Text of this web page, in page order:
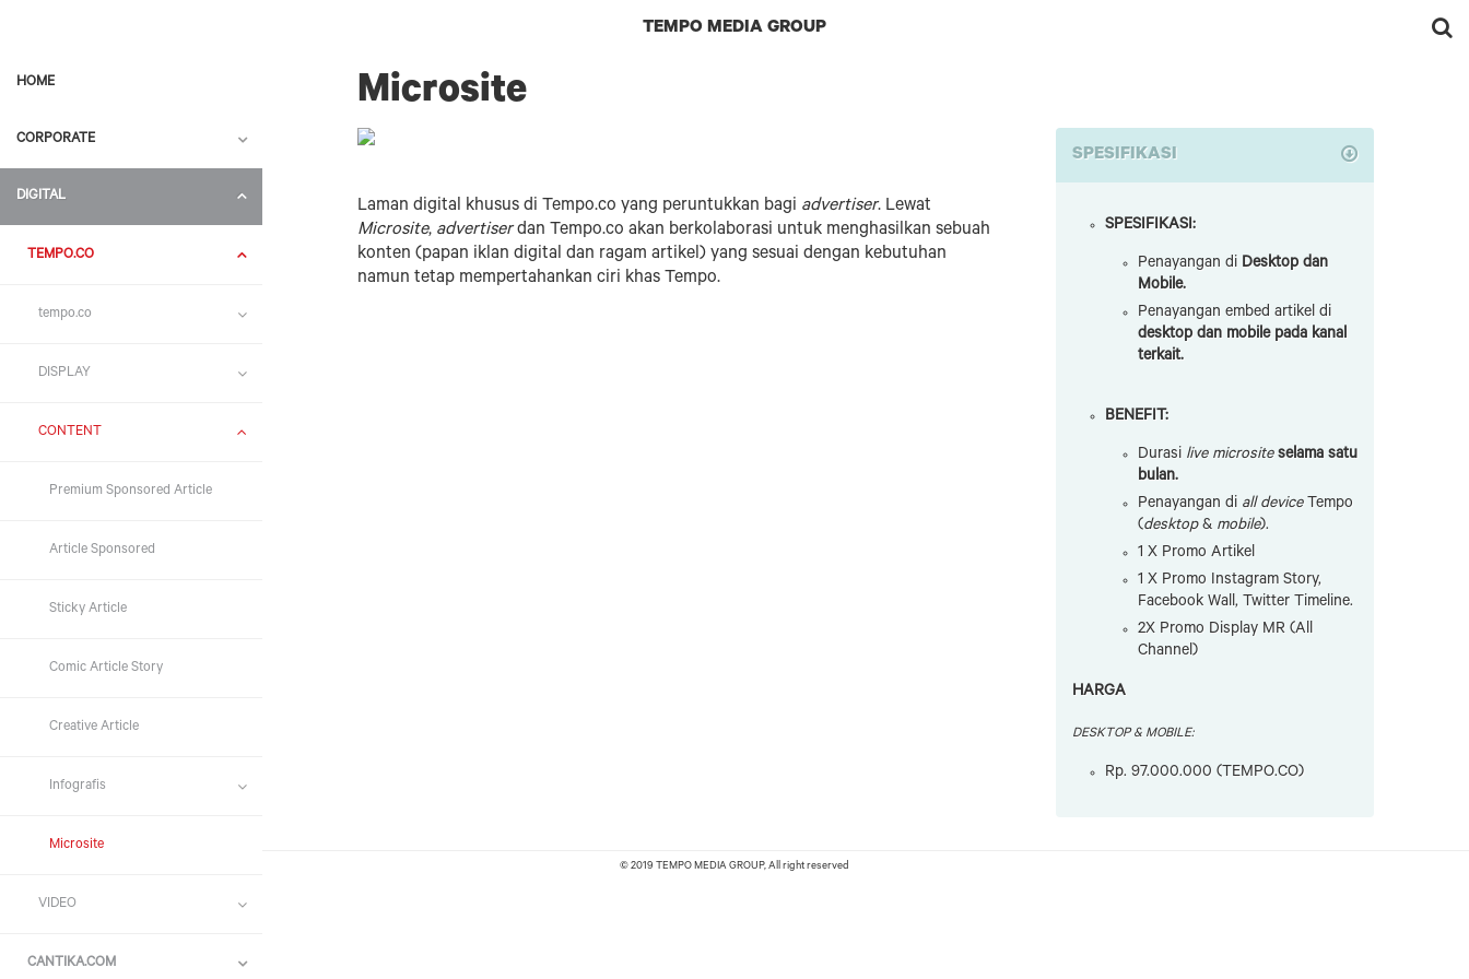
TEMPO MEDIA GROUP
HOME
CORPORATE
DIGITAL
TEMPO.CO
tempo.co
DISPLAY
CONTENT
Premium Sponsored Article
Article Sponsored
Sticky Article
Comic Article Story
Creative Article
Infografis
Microsite
VIDEO
CANTIKA.COM
Microsite
Laman digital khusus di Tempo.co yang peruntukkan bagi advertiser. Lewat
Microsite, advertiserdan Tempo.co akan berkolaborasi untuk menghasilkan sebuah
konten (papan iklan digital dan ragam artikel) yang sesuai dengan kebutuhan
namun tetap mempertahankan ciri khas Tempo.
SPESIFIKASI
SPESIFIKASI:
Penayangan di Desktop dan
Mobile.
Penayangan embed artikel di
desktop dan mobile pada kanal
terkait.
BENEFIT:
Durasi live micrositeselama satu
bulan.
Penayangan di all deviceTempo
(desktop& mobile).
1 X Promo Artikel
1 X Promo Instagram Story,
Facebook Wall, Twitter Timeline.
2X Promo Display MR (All
Channel)
HARGA
DESKTOP & MOBILE:
Rp. 97.000.000 (TEMPO.CO)
© 2019 TEMPO MEDIA GROUP, All right reserved